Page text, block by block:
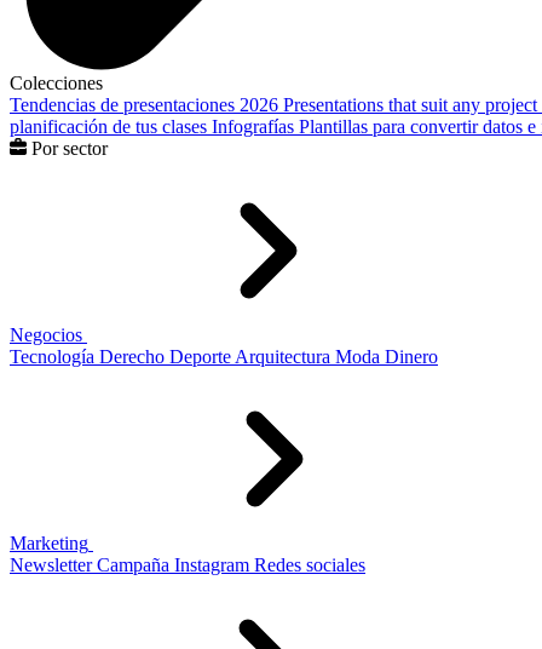
Colecciones
Tendencias de presentaciones 2026 Presentations that suit any project
planificación de tus clases Infografías Plantillas para convertir datos
Por sector
Negocios
Tecnología Derecho Deporte Arquitectura Moda Dinero
Marketing
Newsletter Campaña Instagram Redes sociales